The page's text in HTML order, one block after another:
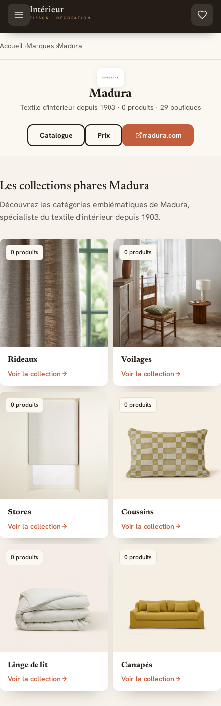
Aller au contenu principal
Accueil Marques Madura
Madura
Textile d'intérieur depuis 1903 · 0 produits · 29 boutiques
Catalogue Prix madura.com
Les collections phares Madura
Découvrez les catégories emblématiques de Madura,
spécialiste du textile d'intérieur depuis 1903.
0 produits
Rideaux
Voir la collection
0 produits
Voilages
Voir la collection
0 produits
Stores
Voir la collection
0 produits
Coussins
Voir la collection
0 produits
Linge de lit
Voir la collection
0 produits
Canapés
Voir la collection